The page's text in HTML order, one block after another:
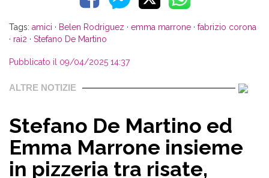
Tags: amici · Belen Rodriguez · emma marrone · fabrizio corona
· rai2 · Stefano De Martino
Pubblicato il 09/04/2025 14:37
ALTRE NOTIZIE
Stefano De Martino ed
Emma Marrone insieme
in pizzeria tra risate,